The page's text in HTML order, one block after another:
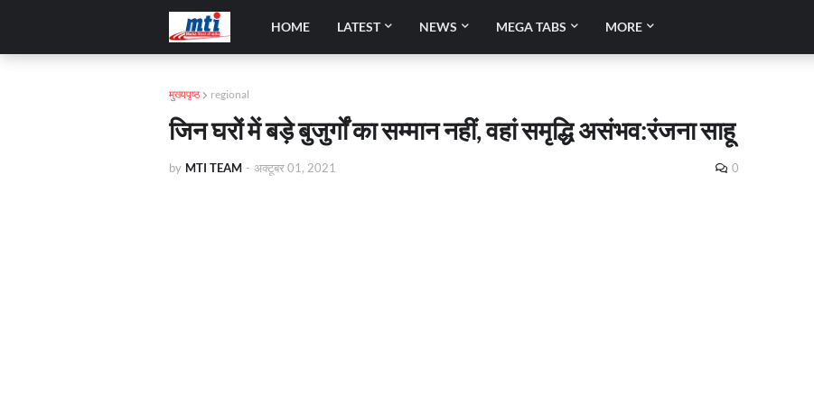
HOME LATEST NEWS MEGA TABS MORE
मुख्यपृष्ठ regional
जिन घरों में बड़े बुजुर्गों का सम्मान नहीं, वहां समृद्धि असंभव:रंजना साहू
by MTI TEAM - अक्टूबर 01, 2021 0